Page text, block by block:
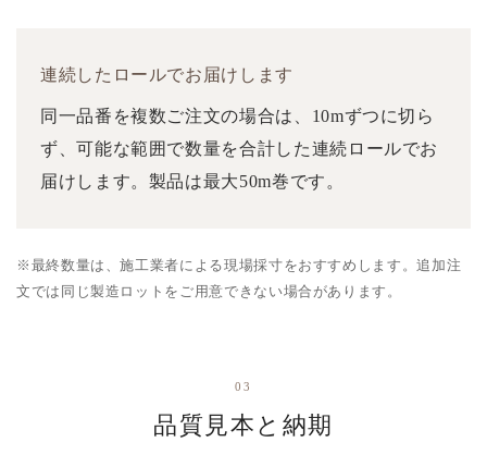
連続したロールでお届けします
同一品番を複数ご注文の場合は、10mずつに切ら
ず、可能な範囲で数量を合計した連続ロールでお
届けします。製品は最大50m巻です。
※最終数量は、施工業者による現場採寸をおすすめします。追加注
文では同じ製造ロットをご用意できない場合があります。
03
品質見本と納期